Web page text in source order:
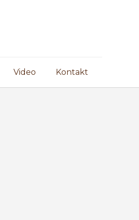
Video Kontakt